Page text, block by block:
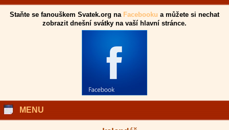
Staňte se fanouškem Svatek.org na Facebooku a můžete si nechat
zobrazit dnešní svátky na vaší hlavní stránce.
MENU